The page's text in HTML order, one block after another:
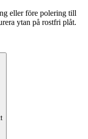
eller före polering till
ytan på rostfri plåt.